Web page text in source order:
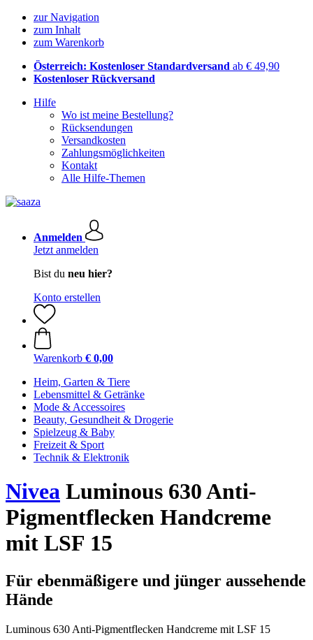
zur Navigation
zum Inhalt
zum Warenkorb
Österreich: Kostenloser Standardversand ab € 49,90
Kostenloser Rückversand
Hilfe
Wo ist meine Bestellung?
Rücksendungen
Versandkosten
Zahlungsmöglichkeiten
Kontakt
Alle Hilfe-Themen
Anmelden
Jetzt anmelden
Bist du neu hier?
Konto erstellen
Warenkorb € 0,00
Heim, Garten & Tiere
Lebensmittel & Getränke
Mode & Accessoires
Beauty, Gesundheit & Drogerie
Spielzeug & Baby
Freizeit & Sport
Technik & Elektronik
Nivea Luminous 630 Anti-
Pigmentflecken Handcreme
mit LSF 15
Für ebenmäßigere und jünger aussehende
Hände
Luminous 630 Anti-Pigmentflecken Handcreme mit LSF 15